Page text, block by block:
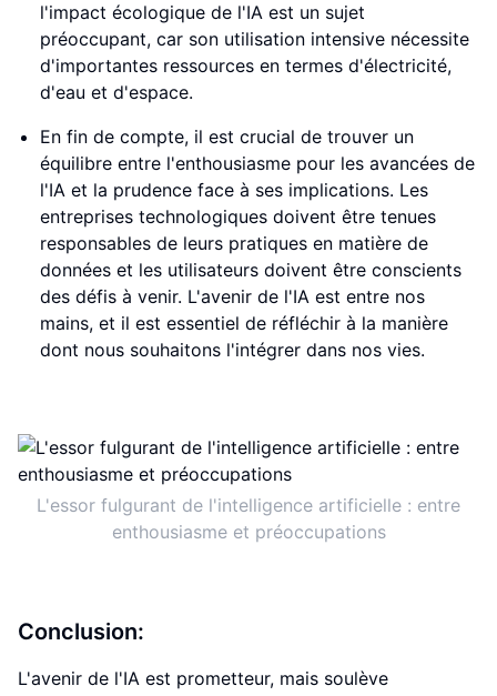
l'impact écologique de l'IA est un sujet
préoccupant, car son utilisation intensive nécessite
d'importantes ressources en termes d'électricité,
d'eau et d'espace.
En fin de compte, il est crucial de trouver un
équilibre entre l'enthousiasme pour les avancées de
l'IA et la prudence face à ses implications. Les
entreprises technologiques doivent être tenues
responsables de leurs pratiques en matière de
données et les utilisateurs doivent être conscients
des défis à venir. L'avenir de l'IA est entre nos
mains, et il est essentiel de réfléchir à la manière
dont nous souhaitons l'intégrer dans nos vies.
L'essor fulgurant de l'intelligence artificielle : entre
enthousiasme et préoccupations
Conclusion:
L'avenir de l'IA est prometteur, mais soulève